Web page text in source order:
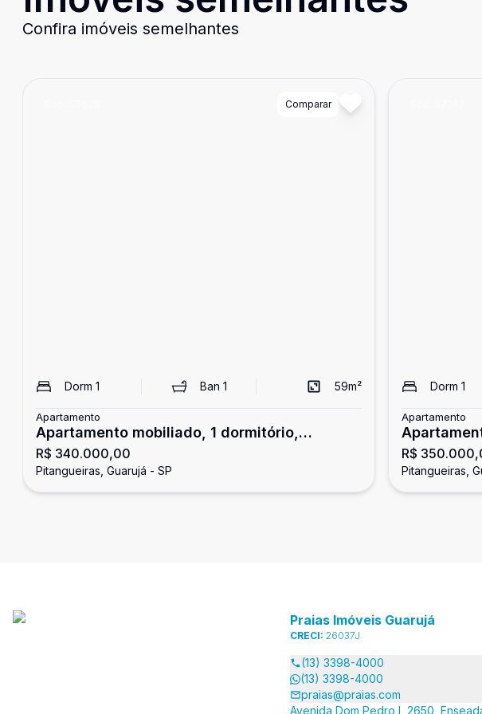
Confira imóveis semelhantes
Comparar
Dorm 1 Ban 1 59m²
Apartamento
Apartamento mobiliado, 1 dormitório,
Pitangueiras, Guarujá
R$ 340.000,00
Pitangueiras, Guarujá - SP
Dorm 1
Apartamento
R$
Pitangueiras,
Praias Imóveis Guarujá
CRECI: 26037J
(13) 3398-4000
(13) 3398-4000
praias@praias.com
Avenida Dom Pedro I, 2650,